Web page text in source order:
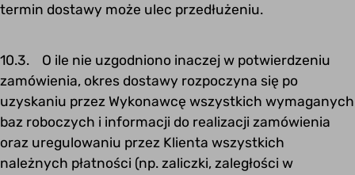
termin dostawy może ulec przedłużeniu.
10.3. O ile nie uzgodniono inaczej w potwierdzeniu
zamówienia, okres dostawy rozpoczyna się po
uzyskaniu przez Wykonawcę wszystkich wymaganych
baz roboczych i informacji do realizacji zamówienia
oraz uregulowaniu przez Klienta wszystkich
należnych płatności (np. zaliczki, zaległości w